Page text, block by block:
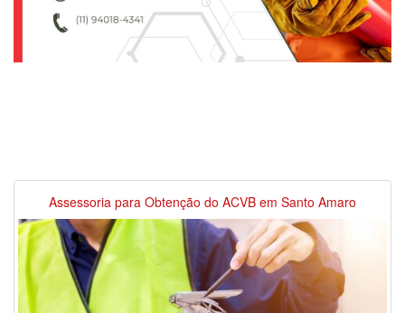
Assessoria para Obtenção do ACVB em Santo Amaro